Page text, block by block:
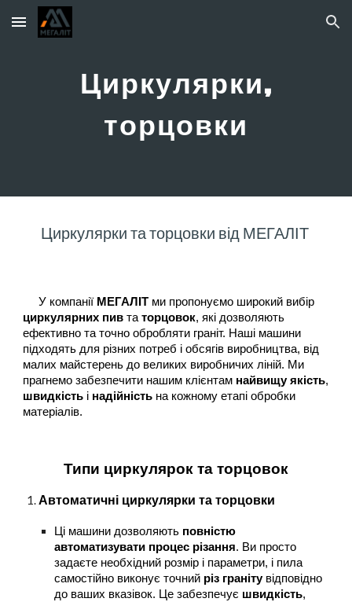
Skip to main content Skip to navigation
Циркулярки,
торцовки
Циркулярки та торцовки від МЕГАЛІТ
У компанії МЕГАЛІТ ми пропонуємо широкий вибір
циркулярних пив таторцовок, які дозволяють
ефективно та точно обробляти граніт. Наші машини
підходять для різних потреб і обсягів виробництва, від
малих майстерень до великих виробничих ліній. Ми
прагнемо забезпечити нашим клієнтам найвищу якість,
швидкість і надійність на кожному етапі обробки
матеріалів.
Типи циркулярок та торцовок
Автоматичні циркулярки та торцовки
Ці машини дозволяють повністю
автоматизувати процес різання. Ви просто
задаєте необхідний розмір і параметри, і пила
самостійно виконує точний різ гранітувідповідно
до ваших вказівок. Це забезпечує швидкість,